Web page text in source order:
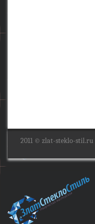
2011 © zlat-steklo-stil.ru